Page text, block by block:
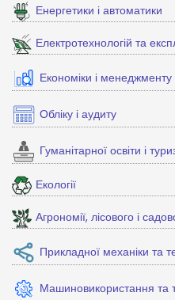
Енергетики і автоматики
Електротехнологій та
Економіки і менеджменту
Обліку і аудиту
Гуманітарної освіти і
Екології
Агрономії, лісового і
Прикладної механіки та
Машиновикористання та